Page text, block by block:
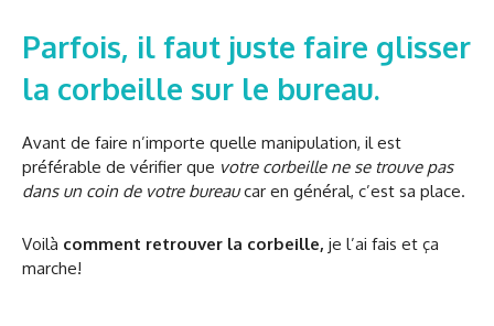
Parfois, il faut juste faire glisser
la corbeille sur le bureau.
Avant de faire n’importe quelle manipulation, il est
préférable de vérifier que votre corbeille ne se trouve pas
dans un coin de votre bureaucar en général, c’est sa place.
Voilà comment retrouver la corbeille, je l’ai fais et ça
marche!